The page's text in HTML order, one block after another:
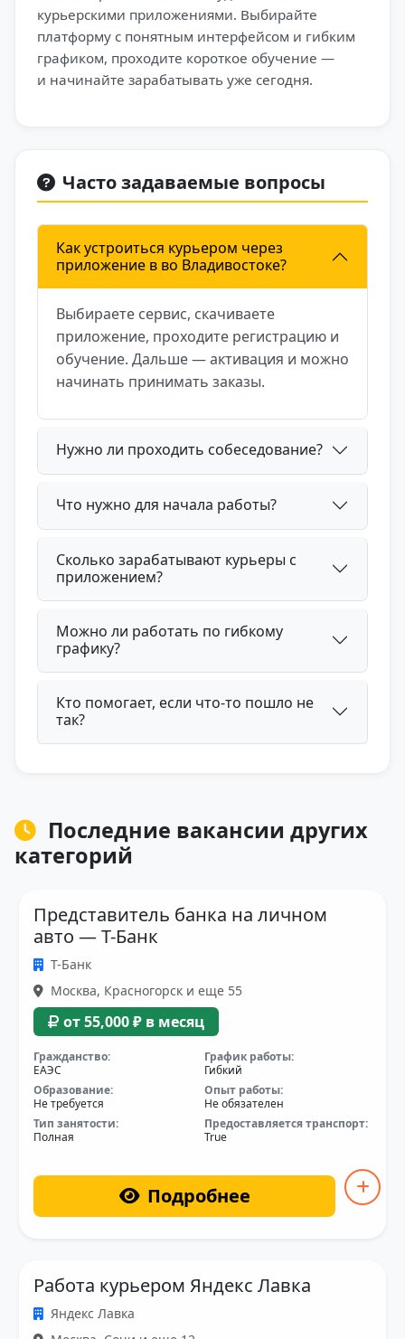
курьерскими приложениями. Выбирайте
платформу с понятным интерфейсом и гибким
графиком, проходите короткое обучение —
и начинайте зарабатывать уже сегодня.
Часто задаваемые вопросы
Как устроиться курьером через
приложение в во Владивостоке?
Выбираете сервис, скачиваете
приложение, проходите регистрацию и
обучение. Дальше — активация и можно
начинать принимать заказы.
Нужно ли проходить собеседование?
Что нужно для начала работы?
Сколько зарабатывают курьеры с
приложением?
Можно ли работать по гибкому
графику?
Кто помогает, если что-то пошло не
так?
Последние вакансии других
категорий
Представитель банка на личном
авто — Т-Банк
Т-Банк
Москва, Красногорск и еще 55
от 55,000 ₽ в месяц
Гражданство:
ЕАЭС
График работы:
Гибкий
Образование:
Не требуется
Опыт работы:
Не обязателен
Тип занятости:
Полная
Предоставляется транспорт:
True
Подробнее
Работа курьером Яндекс Лавка
Яндекс Лавка